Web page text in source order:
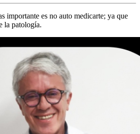
importante es no auto medicarte; ya que
la patología.